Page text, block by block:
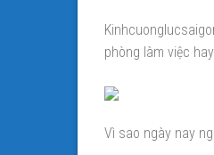
phòng làm việc
Vì sao ngày nay